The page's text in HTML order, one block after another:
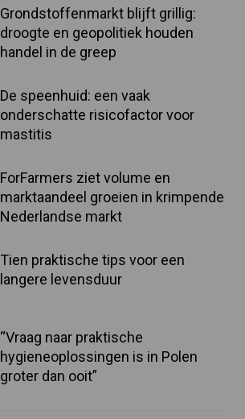
Grondstoffenmarkt blijft grillig:
droogte en geopolitiek houden
handel in de greep
De speenhuid: een vaak
onderschatte risicofactor voor
mastitis
ForFarmers ziet volume en
marktaandeel groeien in krimpende
Nederlandse markt
Tien praktische tips voor een
langere levensduur
“Vraag naar praktische
hygieneoplossingen is in Polen
groter dan ooit”